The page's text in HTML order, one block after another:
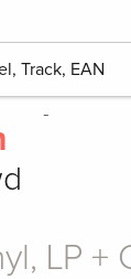
LP +